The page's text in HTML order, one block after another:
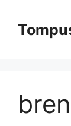
content